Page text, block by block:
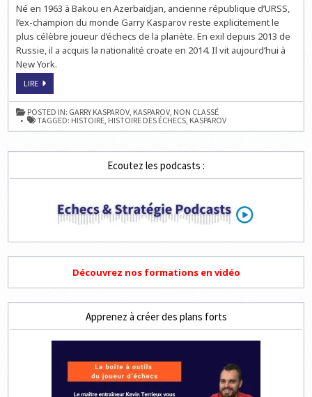
PARTIES
D’ÉCHECS
MÉMORABLES
DE
GARRY
KASPAROV
Né en 1963 à Bakou en Azerbaïdjan, ancienne république d’URSS,
l’ex-champion du monde Garry Kasparov reste explicitement le
plus célèbre joueur d’échecs de la planète. En exil depuis 2013 de
Russie, il a acquis la nationalité croate en 2014. Il vit aujourd’hui à
New York.
LIRE4
D’ÉCHECS
MÉMORABLES
DE
GARRY
KASPAROV
POSTED IN: GARRY KASPAROV KASPAROV NON CLASSÉ
TAGGED: HISTOIRE HISTOIRE DES ÉCHECS KASPAROV
Ecoutez les podcasts :
Découvrez nos formations en vidéo
Apprenez à créer des plans forts